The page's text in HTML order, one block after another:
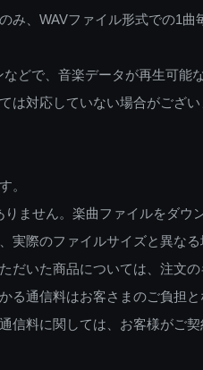
み、WAVファイル形式での1
どで、音楽データが再生可能
は対応していない場合がござい
。
りません。楽曲ファイルをダ
実際のファイルサイズと異なる
だいた商品については、注文
る通信料はお客さまのご負担と
信料に関しては、お客様がご